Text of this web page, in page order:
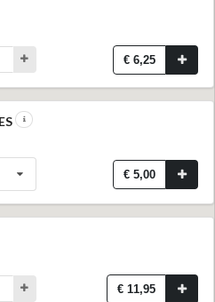
€ 6,25
€ 5,00
€ 11,95